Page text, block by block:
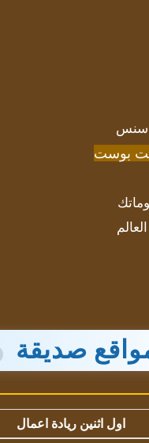
بوست
صديقة
اول اثنين ريادة اعمال